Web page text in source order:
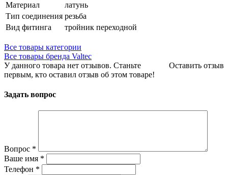
Материал
латунь
Тип соединения резьба
Вид фитинга
тройник переходной
Все товары категории
Все товары бренда Valtec
Оставить отзыв
У данного товара нет отзывов. Станьте
первым, кто оставил отзыв об этом товаре!
Задать вопрос
Вопрос *
Ваше имя *
Телефон *